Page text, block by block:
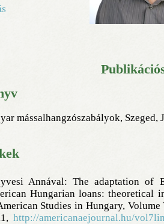
Annával: The adaptation of
Hungarian loans: theoretical
Studies in Hungary,
http://americanaejournal.hu/
mássalhangzószabályok, Szeged,